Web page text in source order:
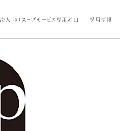
法人向けスープサービス専用窓口 採用情報